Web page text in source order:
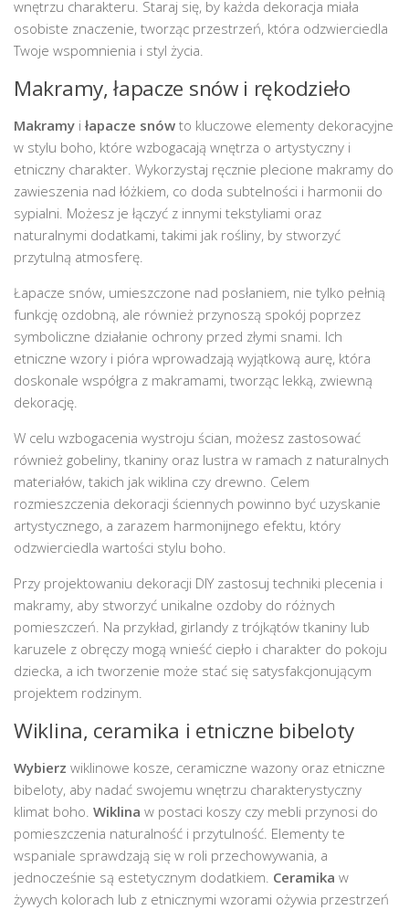
wnętrzu charakteru. Staraj się, by każda dekoracja miała
osobiste znaczenie, tworząc przestrzeń, która odzwierciedla
Twoje wspomnienia i styl życia.
Makramy, łapacze snów i rękodzieło
Makramy i łapacze snów to kluczowe elementy dekoracyjne
w stylu boho, które wzbogacają wnętrza o artystyczny i
etniczny charakter. Wykorzystaj ręcznie plecione makramy do
zawieszenia nad łóżkiem, co doda subtelności i harmonii do
sypialni. Możesz je łączyć z innymi tekstyliami oraz
naturalnymi dodatkami, takimi jak rośliny, by stworzyć
przytulną atmosferę.
Łapacze snów, umieszczone nad posłaniem, nie tylko pełnią
funkcję ozdobną, ale również przynoszą spokój poprzez
symboliczne działanie ochrony przed złymi snami. Ich
etniczne wzory i pióra wprowadzają wyjątkową aurę, która
doskonale współgra z makramami, tworząc lekką, zwiewną
dekorację.
W celu wzbogacenia wystroju ścian, możesz zastosować
również gobeliny, tkaniny oraz lustra w ramach z naturalnych
materiałów, takich jak wiklina czy drewno. Celem
rozmieszczenia dekoracji ściennych powinno być uzyskanie
artystycznego, a zarazem harmonijnego efektu, który
odzwierciedla wartości stylu boho.
Przy projektowaniu dekoracji DIY zastosuj techniki plecenia i
makramy, aby stworzyć unikalne ozdoby do różnych
pomieszczeń. Na przykład, girlandy z trójkątów tkaniny lub
karuzele z obręczy mogą wnieść ciepło i charakter do pokoju
dziecka, a ich tworzenie może stać się satysfakcjonującym
projektem rodzinym.
Wiklina, ceramika i etniczne bibeloty
Wybierz wiklinowe kosze, ceramiczne wazony oraz etniczne
bibeloty, aby nadać swojemu wnętrzu charakterystyczny
klimat boho. Wiklina w postaci koszy czy mebli przynosi do
pomieszczenia naturalność i przytulność. Elementy te
wspaniale sprawdzają się w roli przechowywania, a
jednocześnie są estetycznym dodatkiem. Ceramika w
żywych kolorach lub z etnicznymi wzorami ożywia przestrzeń